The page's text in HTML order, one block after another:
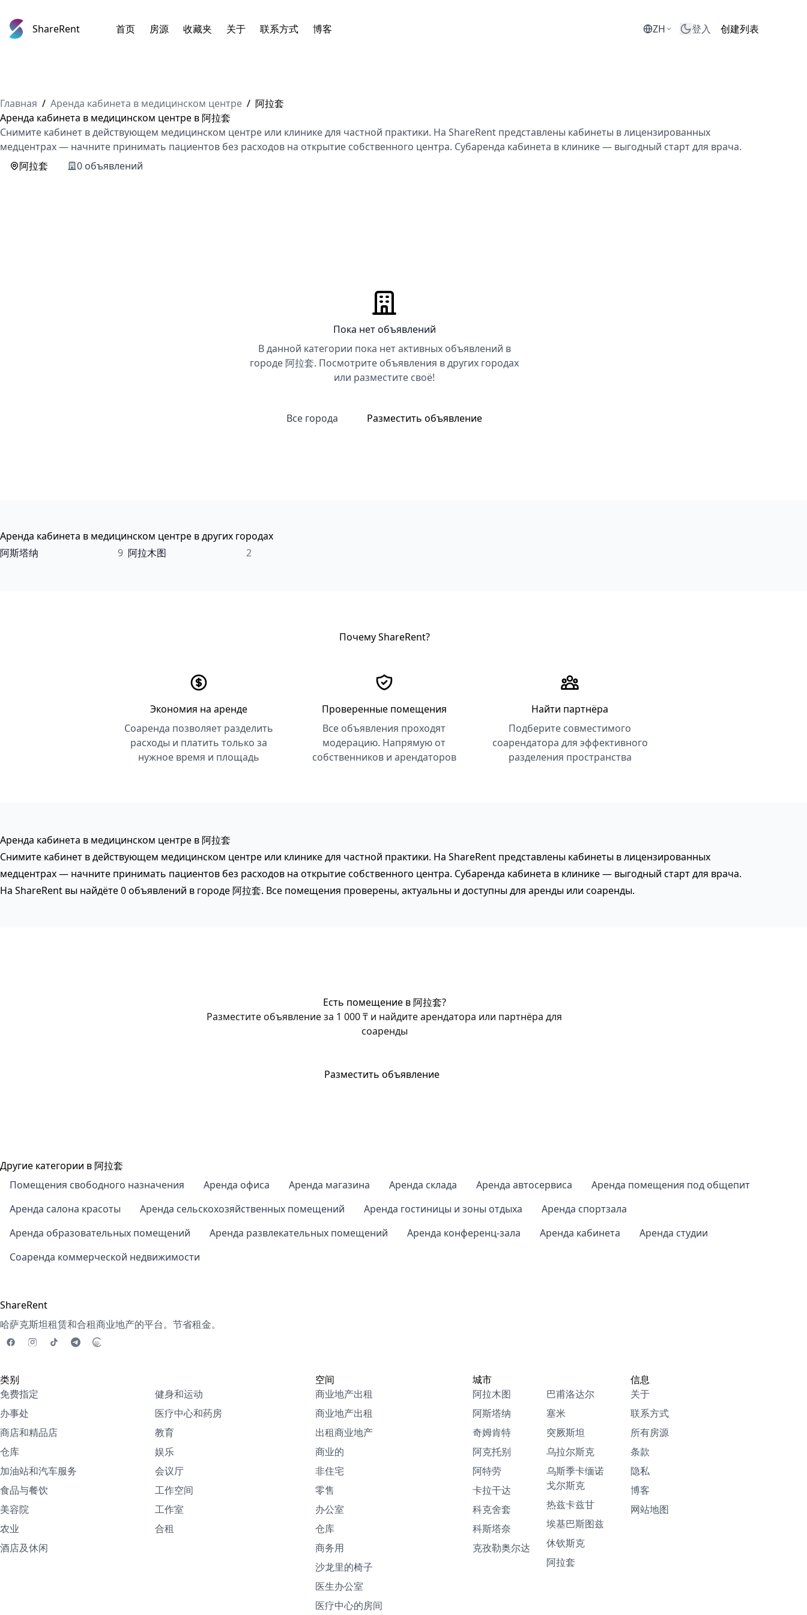
ShareRent 首页 房源 收藏夹 关于 联系方式 博客 ZH 登入 创建列表
Главная / Аренда кабинета в медицинском центре / 阿拉套
Аренда кабинета в медицинском центре в 阿拉套
Снимите кабинет в действующем медицинском центре или клинике для частной практики. На ShareRent представлены кабинеты в лицензированных
медцентрах — начните принимать пациентов без расходов на открытие собственного центра. Субаренда кабинета в клинике — выгодный старт для врача.
阿拉套
0 объявлений
Пока нет объявлений
В данной категории пока нет активных объявлений в
городе 阿拉套. Посмотрите объявления в других городах
или разместите своё!
Все города Разместить объявление
Аренда кабинета в медицинском центре в других городах
阿斯塔纳
9 阿拉木图 2
Почему ShareRent?
Экономия на аренде
Соаренда позволяет разделить
расходы и платить только за
нужное время и площадь
Проверенные помещения
Все объявления проходят
модерацию. Напрямую от
собственников и арендаторов
Найти партнёра
Подберите совместимого
соарендатора для эффективного
разделения пространства
Аренда кабинета в медицинском центре в 阿拉套
Снимите кабинет в действующем медицинском центре или клинике для частной практики. На ShareRent представлены кабинеты в лицензированных
медцентрах — начните принимать пациентов без расходов на открытие собственного центра. Субаренда кабинета в клинике — выгодный старт для врача.
На ShareRent вы найдёте 0 объявлений в городе 阿拉套. Все помещения проверены, актуальны и доступны для аренды или соаренды.
Есть помещение в 阿拉套?
Разместите объявление за 1 000 ₸ и найдите арендатора или партнёра для
соаренды
Разместить объявление
Другие категории в 阿拉套
Помещения свободного назначения
Аренда офиса Аренда магазина Аренда склада Аренда автосервиса
Аренда помещения под общепит
Аренда салона красоты
Аренда сельскохозяйственных помещений Аренда гостиницы и зоны отдыха
Аренда спортзала
Аренда образовательных помещений
Аренда развлекательных помещений Аренда конференц-зала Аренда кабинета
Аренда студии
Соаренда коммерческой недвижимости
ShareRent
哈萨克斯坦租赁和合租商业地产的平台。节省租金。
类别
免费指定
办事处
商店和精品店
仓库
加油站和汽车服务
食品与餐饮
美容院
农业
酒店及休闲
健身和运动
医疗中心和药房
教育
娱乐
会议厅
工作空间
工作室
合租
空间
商业地产出租
商业地产出租
出租商业地产
商业的
非住宅
零售
办公室
仓库
商务用
沙龙里的椅子
医生办公室
医疗中心的房间
城市
阿拉木图
阿斯塔纳
奇姆肯特
阿克托别
阿特劳
卡拉干达
科克舍套
科斯塔奈
克孜勒奥尔达
巴甫洛达尔
塞米
突厥斯坦
乌拉尔斯克
乌斯季卡缅诺
戈尔斯克
热兹卡兹甘
埃基巴斯图兹
休钦斯克
阿拉套
信息
关于
联系方式
所有房源
条款
隐私
博客
网站地图